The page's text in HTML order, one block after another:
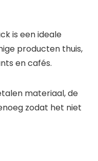
is een ideale
producten thuis,
en cafés.
materiaal, de
zodat het niet